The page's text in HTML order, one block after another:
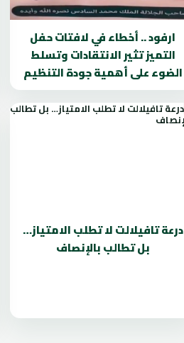
ارفود .. أخطاء في لافتات حفل
التميز تثير الانتقادات وتسلط
الضوء على أهمية جودة التنظيم
درعة تافيلالت لا تطلب الامتياز…
بل تطالب بالإنصاف